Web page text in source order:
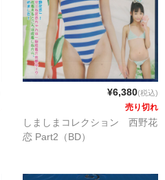
¥6,380(税込)
売り切れ
しましまコレクション 西野花
恋 Part2（BD）